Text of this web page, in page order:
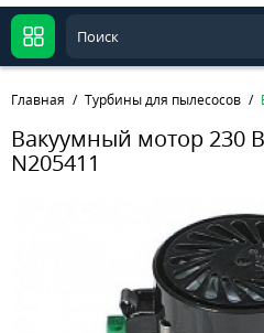
Главная Турбины для пылесосов
Вакуумный мотор 230
N205411